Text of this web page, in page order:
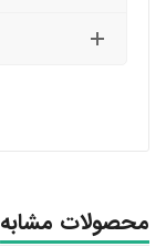
محصولات مشابه